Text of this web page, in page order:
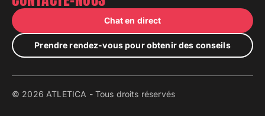
Chat en direct
Prendre rendez-vous pour obtenir des conseils
© 2026 ATLETICA - Tous droits réservés